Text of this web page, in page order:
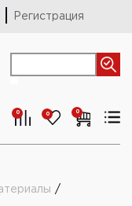
Регистрация
0 0 0
/